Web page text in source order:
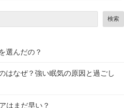
検索
選んだの？
はなぜ？強い眠気の原因と過ごし
はまだ早い？